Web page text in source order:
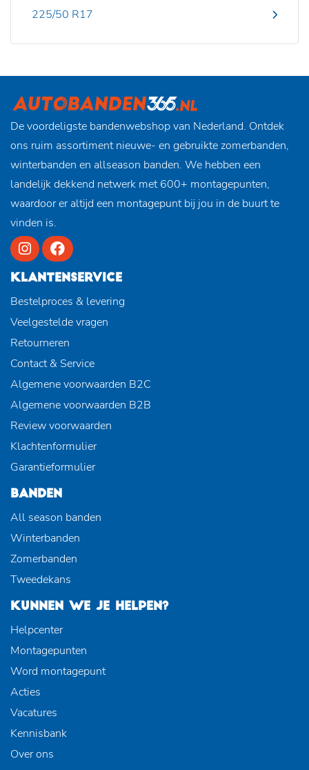
225/50 R17
De voordeligste bandenwebshop van Nederland. Ontdek
ons ruim assortiment nieuwe- en gebruikte zomerbanden,
winterbanden en allseason banden. We hebben een
landelijk dekkend netwerk met 600+ montagepunten,
waardoor er altijd een montagepunt bij jou in de buurt te
vinden is.
KLANTENSERVICE
Bestelproces & levering
Veelgestelde vragen
Retourneren
Contact & Service
Algemene voorwaarden B2C
Algemene voorwaarden B2B
Review voorwaarden
Klachtenformulier
Garantieformulier
BANDEN
All season banden
Winterbanden
Zomerbanden
Tweedekans
KUNNEN WE JE HELPEN?
Helpcenter
Montagepunten
Word montagepunt
Acties
Vacatures
Kennisbank
Over ons